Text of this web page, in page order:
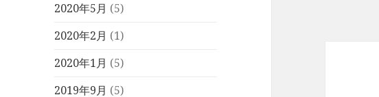
2020年5月 (5)
2020年2月 (1)
2020年1月 (5)
2019年9月 (5)